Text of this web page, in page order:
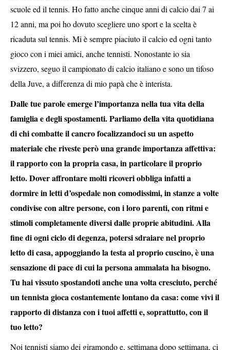
scuole ed il tennis. Ho fatto anche cinque anni di calcio dai 7 ai
12 anni, ma poi ho dovuto scegliere uno sport e la scelta è
ricaduta sul tennis. Mi è sempre piaciuto il calcio ed ogni tanto
gioco con i miei amici, anche tennisti. Nonostante io sia
svizzero, seguo il campionato di calcio italiano e sono un tifoso
della Juve, a differenza di mio papà che è interista.
Dalle tue parole emerge l’importanza nella tua vita della
famiglia e degli spostamenti. Parliamo della vita quotidiana
di chi combatte il cancro focalizzandoci su un aspetto
materiale che riveste però una grande importanza affettiva:
il rapporto con la propria casa, in particolare il proprio
letto. Dover affrontare molti ricoveri obbliga infatti a
dormire in letti d’ospedale non comodissimi, in stanze a volte
condivise con altre persone, con i loro parenti, con ritmi e
stimoli completamente diversi dalle proprie abitudini. Alla
fine di ogni ciclo di degenza, potersi sdraiare nel proprio
letto di casa, appoggiando la testa al proprio cuscino, è una
sensazione di pace di cui la persona ammalata ha bisogno.
Tu hai vissuto spostandoti anche una volta cresciuto, perché
un tennista gioca costantemente lontano da casa: come vivi il
rapporto di distanza con i tuoi affetti e, soprattutto, con il
tuo letto?
Noi tennisti siamo dei giramondo e, settimana dopo settimana, ci